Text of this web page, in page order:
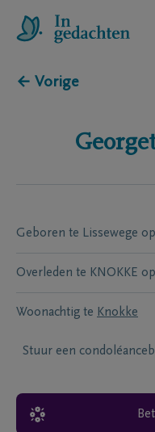
← Vorige
Geboren te Lissewege op
Overleden te KNOKKE op
Woonachtig te Knokke
Stuur een